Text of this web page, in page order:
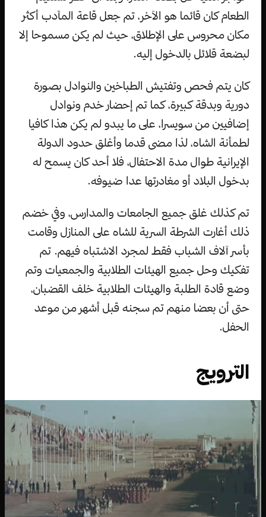
الطعام كان قائما هو الآخر، تم جعل قاعة المآدب أكثر
مكان محروس على الإطلاق، حيث لم يكن مسموحا إلا
لبضعة قلائل بالدخول إليه.
كان يتم فحص وتفتيش الطباخين والنوادل بصورة
دورية وبدقة كبيرة، كما تم إحضار خدم ونوادل
إضافيين من سويسرا، على ما يبدو لم يكن هذا كافيا
لطمأنة الشاه، لذا مضى قدما وأغلق حدود الدولة
الإيرانية طوال مدة الاحتفال، فلا أحد كان يسمح له
بدخول البلاد أو مغادرتها عدا ضيوفه.
تم كذلك غلق جميع الجامعات والمدارس، وفي خضم
ذلك أغارت الشرطة السرية للشاه على المنازل وقامت
بأسر آلاف الشباب فقط لمجرد الاشتباه فيهم. تم
تفكيك وحل جميع الهيئات الطلابية والجمعيات وتم
وضع قادة الطلبة والهيئات الطلابية خلف القضبان،
حتى أن بعضا منهم تم سجنه قبل أشهر من موعد
الحفل.
الترويج